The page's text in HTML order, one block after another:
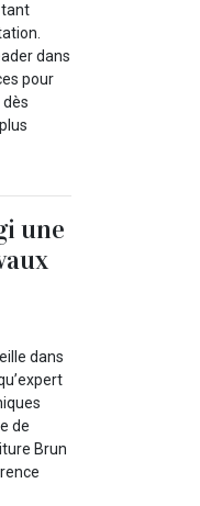
tant
dans
pour
une
dans
de
Brun